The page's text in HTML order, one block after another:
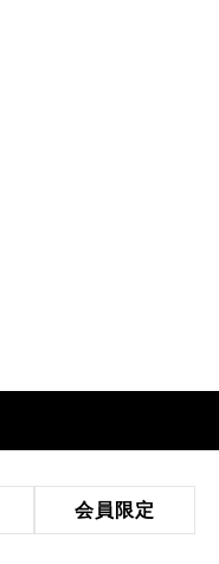
会員限定